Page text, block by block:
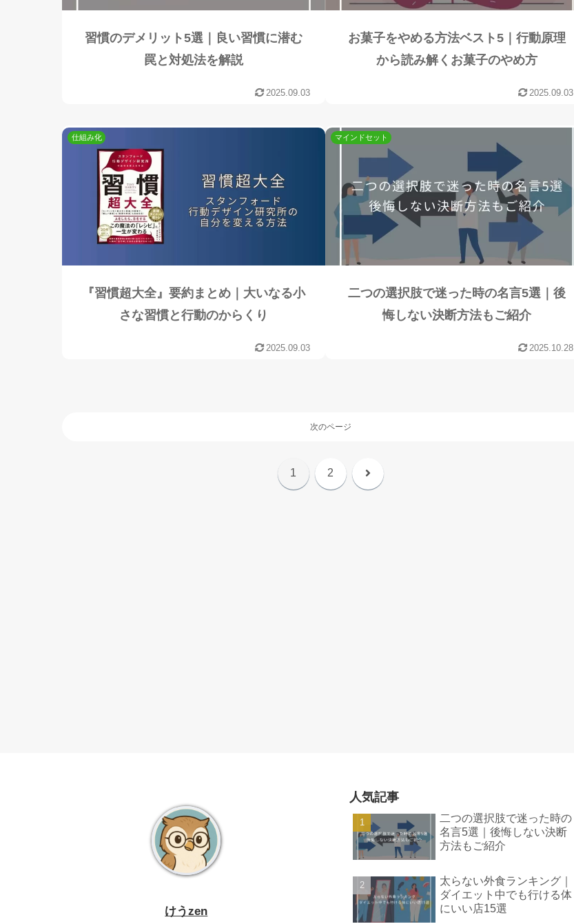
習慣のデメリット5選｜良い習慣に潜む
罠と対処法を解説
2025.09.03
お菓子をやめる方法ベスト5｜行動原理
から読み解くお菓子のやめ方
2025.09.03
仕組み化
『習慣超大全』要約まとめ｜大いなる小
さな習慣と行動のからくり
2025.09.03
マインドセット
二つの選択肢で迷った時の名言5選｜後
悔しない決断方法もご紹介
2025.10.28
次のページ
1 2 次
けうzen
人気記事
二つの選択肢で迷った時の
名言5選｜後悔しない決断
方法もご紹介
太らない外食ランキング｜
ダイエット中でも行ける体
にいい店15選